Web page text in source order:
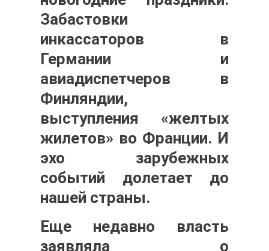
Забастовки
инкассаторов в
Германии и
авиадиспетчеров в
Финляндии,
выступления «желтых
жилетов» во Франции. И
эхо зарубежных
событий долетает до
нашей страны.
Еще недавно власть
заявляла о